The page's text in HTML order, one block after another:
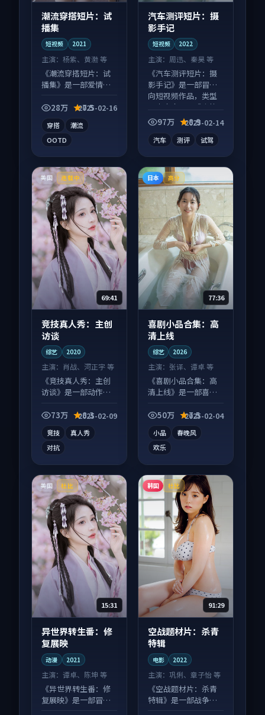
潮流穿搭短片：试
播集
短视频 2021
主演： 杨紫、黄渤 等
《潮流穿搭短片：试
播集》是一部爱情向
系层层推进，尾声常
28万 7.5
2025-02-16
穿搭
潮流
OOTD
汽车测评短片：摄
影手记
短视频 2022
主演： 周迅、秦昊 等
《汽车测评短片：摄
影手记》是一部冒险
向短视频作品，类型
元素齐全，观感爽快
不拖沓。
97万 8.9
2025-02-14
汽车 测评 试驾
美国 连载中
69:41
竞技真人秀：主创
访谈
综艺 2020
主演： 肖战、河正宇 等
《竞技真人秀：主创
访谈》是一部动作向
长为内核，情感戏份
73万 8.3
2025-02-09
竞技
真人秀
对抗
日本 高分
77:36
喜剧小品合集：高
清上线
综艺 2026
主演： 张译、谭卓 等
《喜剧小品合集：高
清上线》是一部喜剧
成长为内核，情感戏
50万 7.5
2025-02-04
小品
春晚风
欢乐
美国 杜比
15:31
异世界转生番：修
复展映
动漫 2021
主演： 谭卓、陈坤 等
《异世界转生番：修
复展映》是一部冒险
韩国 杜比
91:29
空战题材片：杀青
特辑
电影 2022
主演：巩俐、章子怡 等
《空战题材片：杀青
特辑》是一部战争向